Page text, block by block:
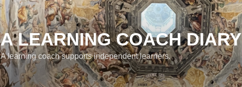
A LEARNING COACH DIARY
A learning coach supports independent learners.